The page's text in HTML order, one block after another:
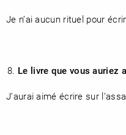
Je n’ai aucun rituel pour
Le livre que vous auriez
J’aurai aimé écrire sur